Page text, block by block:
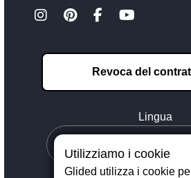
Revoca del
Lingua
Utilizziamo i cookie
Glided utilizza i cookie